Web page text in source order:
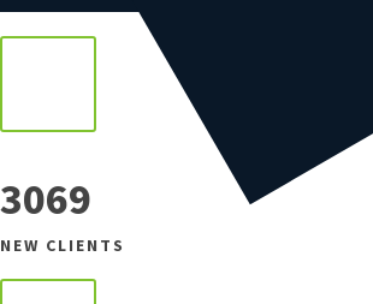
3069
NEW CLIENTS